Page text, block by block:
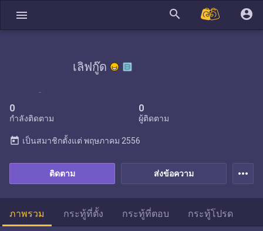
menu search account_circle
เลิฟกู๊ด
0
กำลังติดตาม
0
ผู้ติดตาม
ส่งข้อความ
ติดตาม
today เป็นสมาชิกตั้งแต่ พฤษภาคม 2556
more_horiz
ภาพรวม กระทู้ที่ตั้ง กระทู้ที่ตอบ กระทู้โปรด